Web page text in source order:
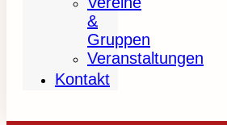
&
Gruppen
Veranstaltungen
Kontakt